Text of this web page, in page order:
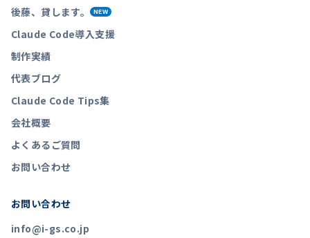
後藤、貸します。 NEW
Claude Code導入支援
制作実績
代表ブログ
Claude Code Tips集
会社概要
よくあるご質問
お問い合わせ
お問い合わせ
info@i-gs.co.jp